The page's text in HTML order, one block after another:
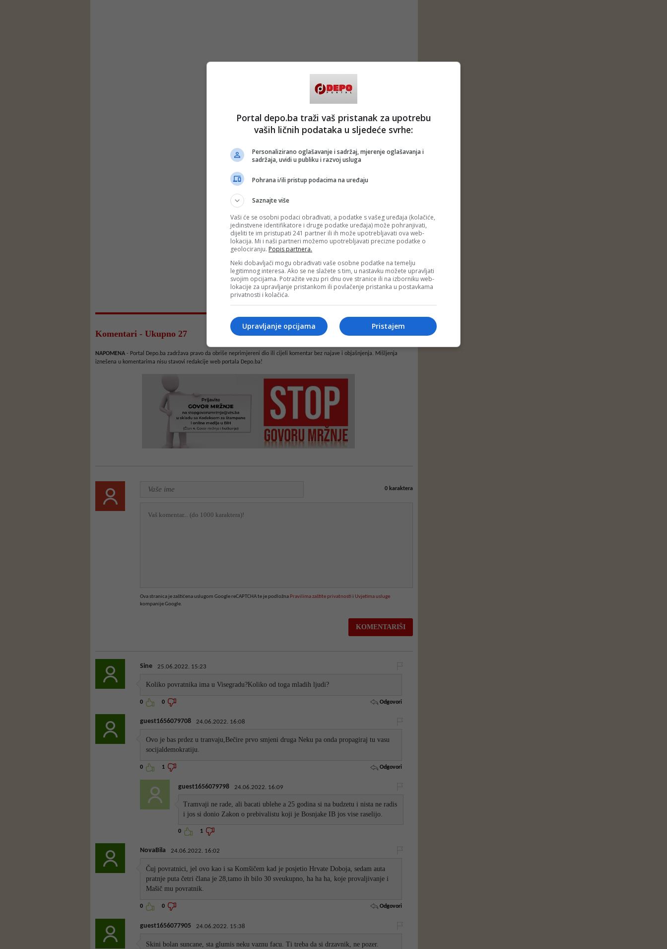
Komentari - Ukupno 27
NAPOMENA - Portal Depo.ba zadržava pravo da obriše neprimjereni dio ili cijeli komentar bez najave i objašnjenja. Mišljenja
iznešena u komentarima nisu stavovi redakcije web portala Depo.ba!
0karaktera
Ova stranica je zaštićena uslugom Google reCAPTCHA te je podložna Pravilima zaštite privatnostii Uvjetima usluge
kompanije Google.
Sine 25.06.2022. 15:23
Koliko povratnika ima u Visegradu?Koliko od toga mladih ljudi?
0 0 Odgovori
guest1656079708 24.06.2022. 16:08
Ovo je bas prdez u tranvaju,Bečire prvo smjeni druga Neku pa onda propagiraj tu vasu
socijaldemokratiju.
0 1 Odgovori
guest1656079798 24.06.2022. 16:09
Tramvaji ne rade, ali bacati ublehe a 25 godina si na budzetu i nista ne radis
i jos si donio Zakon o prebivalistu koji je Bosnjake IB jos vise raselijo.
0 1
NovaBila 24.06.2022. 16:02
Čuj povratnici, jel ovo kao i sa Komšičem kad je posjetio Hrvate Doboja, sedam auta
pratnje puta četri člana je 28,tamo ih bilo 30 sveukupno, ha ha ha, koje provaljivanje i
Mašič mu povratnik.
0 0 Odgovori
guest1656077905 24.06.2022. 15:38
Skini bolan suncane, sta glumis neku vaznu facu. Ti treba da si drzavnik, ne pozer.
Portal depo.ba traži vaš pristanak za upotrebu
vaših ličnih podataka u sljedeće svrhe:
Personalizirano oglašavanje i sadržaj, mjerenje oglašavanja i
sadržaja, uvidi u publiku i razvoj usluga
Pohrana i/ili pristup podacima na uređaju
Saznajte više
Vaši će se osobni podaci obrađivati, a podatke s vašeg uređaja (kolačiće,
jedinstvene identifikatore i druge podatke uređaja) može pohranjivati,
dijeliti te im pristupati 241 partner ili ih može upotrebljavati ova web-
lokacija. Mi i naši partneri možemo upotrebljavati precizne podatke o
geolociranju. Popis partnera.
Neki dobavljači mogu obrađivati vaše osobne podatke na temelju
legitimnog interesa. Ako se ne slažete s tim, u nastavku možete upravljati
svojim opcijama. Potražite vezu pri dnu ove stranice ili na izborniku web-
lokacije za upravljanje pristankom ili povlačenje pristanka u postavkama
privatnosti i kolačića.
Pristajem
Upravljanje opcijama